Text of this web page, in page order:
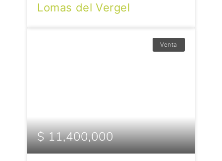
Lomas del Vergel
Venta
$ 11,400,000